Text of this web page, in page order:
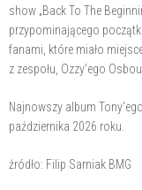
show „Back To The
przypominającego
fanami, które miało
z zespołu, Ozzy'ego
Najnowszy album
października 2026 roku.
źródło: Filip Sarniak BMG